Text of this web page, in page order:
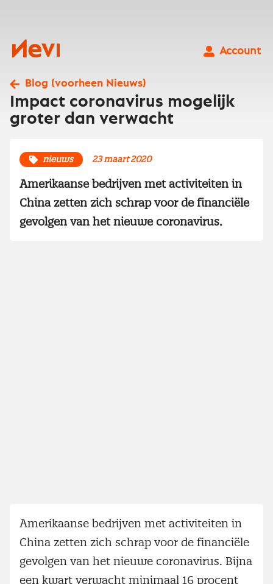
Nevi
Account
Blog (voorheen Nieuws)
Impact coronavirus mogelijk
groter dan verwacht
nieuws 23 maart 2020
Amerikaanse bedrijven met activiteiten in
China zetten zich schrap voor de financiële
gevolgen van het nieuwe coronavirus.
Amerikaanse bedrijven met activiteiten in
China zetten zich schrap voor de financiële
gevolgen van het nieuwe coronavirus. Bijna
een kwart verwacht minimaal 16 procent